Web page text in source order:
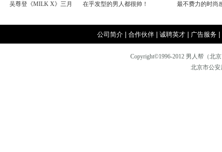
吴尊登《MILKX》三月
是潮男
在乎发型的男人都很帅！
最不费力的时尚
公司简介| 合作伙伴| 诚聘英才| 广告服务|
Copyright©1996-2012男人帮（北
北京市公安